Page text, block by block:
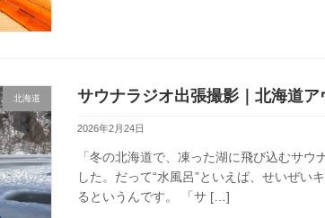
北海道 サウナラジオ出張撮影｜北海道ア
2026年2月24日
「冬の北海道で、凍った湖に飛び込むサ
した。だって“水風呂”といえば、せいぜい
るというんです。 「サ […]